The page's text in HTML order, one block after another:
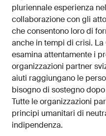
pluriennale esperienza
collaborazione con gli
che consentono loro di
anche in tempi di crisi.
esamina attentamente i
organizzazioni partner
aiuti raggiungano le
bisogno di sostegno
Tutte le organizzazioni
principi umanitari di
indipendenza.